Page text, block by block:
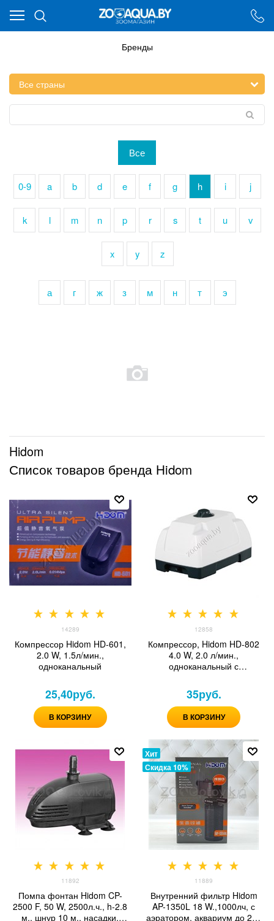
Бренды
Все
0-9 a b d e f g h i j
k l m n p r s t u v
x y z
а г ж з м н т э
Hidom
Список товаров бренда Hidom
14289
Компрессор Hidom HD-601,
2.0 W, 1.5л/мин.,
одноканальный
25,40руб.
В КОРЗИНУ
12858
Компрессор, Hidom HD-802
4.0 W, 2.0 л/мин.,
одноканальный с
35руб.
В КОРЗИНУ
11892
Помпа фонтан Hidom CP-
2500 F, 50 W, 2500л.ч., h-2.8
м., шнур 10 м., насадки,
Хит
Скидка 10%
11889
Внутренний фильтр Hidom
AP-1350L 18 W.,1000лч, с
аэратором, аквариум до 200
Ваш город - Минск,